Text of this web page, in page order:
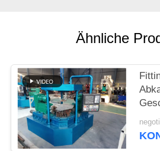
NACHRICHTEN
FORDERN
SIE
EIN
ZITAT
Ähnliche